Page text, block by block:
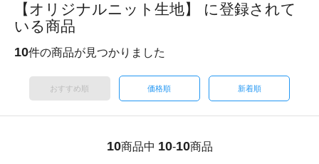
【オリジナルニット生地】 に登録されて
いる商品
10件の商品が見つかりました
おすすめ順 価格順 新着順
10商品中 10-10商品